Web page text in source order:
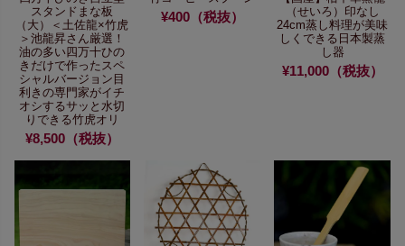
スタンドまな板
（大）
＜土佐龍×竹虎
＞池龍昇さん厳選！
油の多い四万十ひの
きだけで作った スペ
シャルバージョン 目
利きの専門家がイチ
オシするサッと水切
りできる竹虎オリ
¥8,500（税抜）
¥400（税抜）
（せいろ） 印なし
24cm蒸し料理が美味
しくできる 日本製蒸
し器
¥11,000（税抜）